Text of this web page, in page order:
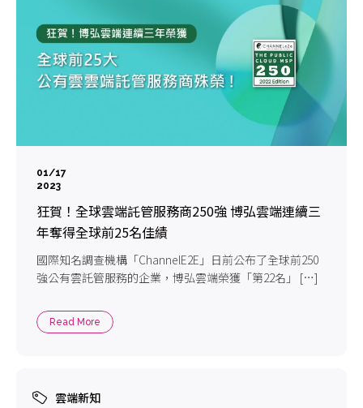
01/17
2023
狂賀！全球雲端託管服務商250強 博弘雲端連續三
年奪得全球前25名佳績
國際知名調查機構「ChannelE2E」日前公布了全球前250
強公有雲託管服務的企業，博弘雲端榮獲「第22名」 […]
Read More
雲端新知